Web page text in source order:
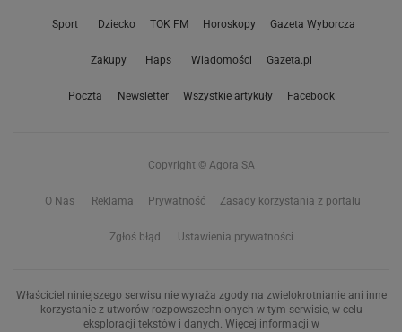
Sport Dziecko TOK FM Horoskopy Gazeta Wyborcza
Zakupy Haps Wiadomości Gazeta.pl
Poczta Newsletter Wszystkie artykuły Facebook
Copyright © Agora SA
O Nas Reklama Prywatność Zasady korzystania z portalu
Zgłoś błąd Ustawienia prywatności
Właściciel niniejszego serwisu nie wyraża zgody na zwielokrotnianie ani inne
korzystanie z utworów rozpowszechnionych w tym serwisie, w celu
eksploracji tekstów i danych. Więcej informacji w